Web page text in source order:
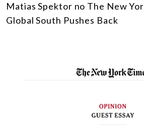
Matias Spektor no The New
Global South Pushes Back